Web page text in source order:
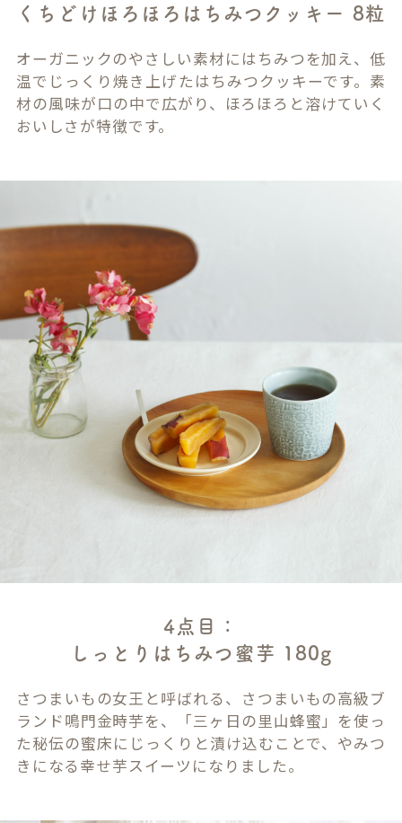
くちどけほろほろはちみつクッキー 8粒
オーガニックのやさしい素材にはちみつを加え、低
温でじっくり焼き上げたはちみつクッキーです。素
材の風味が口の中で広がり、ほろほろと溶けていく
おいしさが特徴です。
4点目：
しっとりはちみつ蜜芋 180g
さつまいもの女王と呼ばれる、さつまいもの高級ブ
ランド鳴門金時芋を、「三ヶ日の里山蜂蜜」を使っ
た秘伝の蜜床にじっくりと漬け込むことで、やみつ
きになる幸せ芋スイーツになりました。